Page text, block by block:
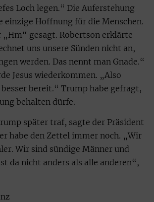
Loch legen.“ Die Auferstehung
einzige Hoffnung für die Menschen.
gesagt. Robertson erklärte
uns unsere Sünden nicht an,
werden. Das nennt man Gnade.“
Jesus wiederkommen. „Also
besser bereit.“ Trump habe gefragt,
behalten dürfe.
später traf, sagte der Präsident
habe den Zettel immer noch. „Wir
Wir sind sündige Männer und
da nicht anders als alle anderen“,